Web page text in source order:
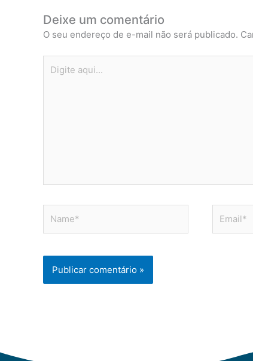
Deixe um comentário
O seu endereço de e-mail não será publicado.
aqui...